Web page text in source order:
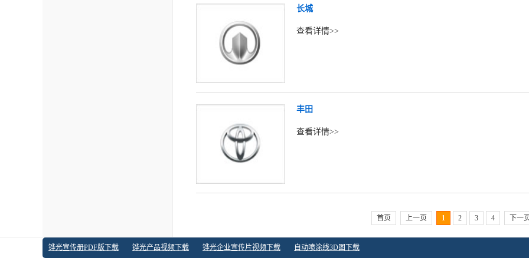
长城
查看详情>>
丰田
查看详情>>
首页 上一页 1 2 3 4 下一
铧光宣传册PDF版下载 铧光产品视频下载 铧光企业宣传片视频下载 自动喷涂线3D图下载